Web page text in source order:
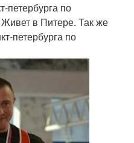
петербурга по
в Питере. Так же
петербурга по